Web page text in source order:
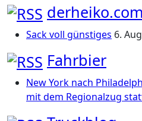
derheiko.com
Sack voll günstiges 6.
Fahrbier
New York nach
mit dem Regionalzug